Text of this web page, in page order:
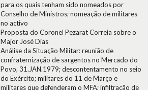
para os quais tenham sido nomeados por
Conselho de Ministros; nomeação de militares
no activo
Proposta do Coronel Pezarat Correia sobre o
Major José Dias
Análise da Situação Militar: reunião de
confraternização de sargentos no Mercado do
Povo, 31.JAN.1979; descontentamento no seio
do Exército; militares do 11 de Março e
militares que defenderam o MFA; infiltração de